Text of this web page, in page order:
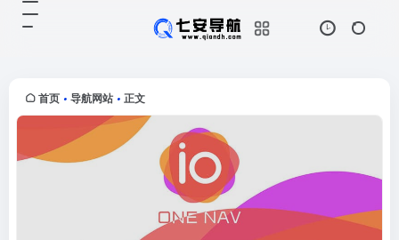
首页 • 导航网站 • 正文